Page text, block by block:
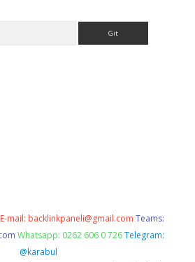
E-mail: backlinkpaneli@gmail.com Teams:
Whatsapp: 0262 606 0 726 Telegram:
@karabul